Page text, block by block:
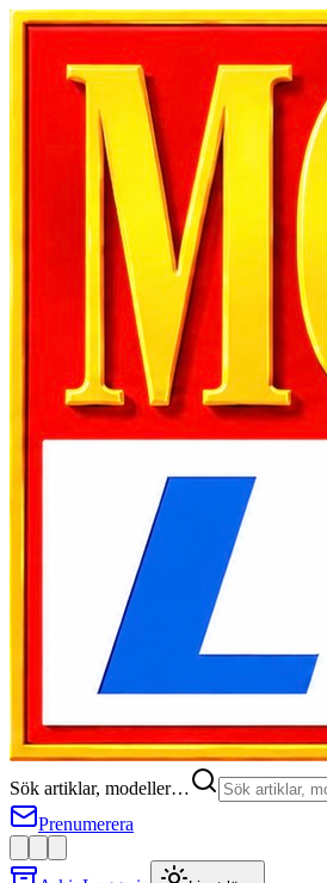
Sök artiklar, modeller…
Prenumerera